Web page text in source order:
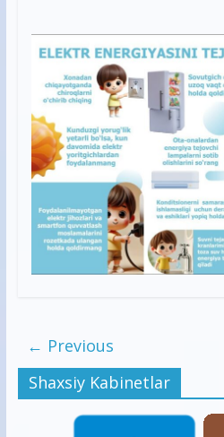
← Previous
Shaxsiy Kabinetlar